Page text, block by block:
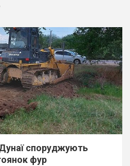
споруджують
фур